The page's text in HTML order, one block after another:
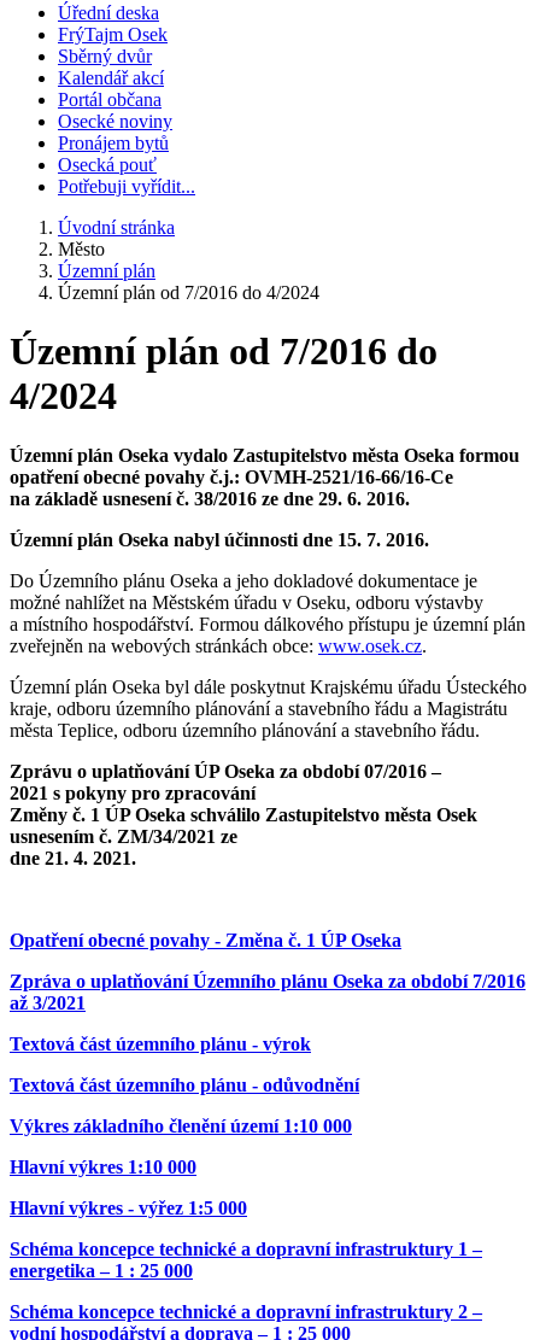
Úřední deska
FrýTajm Osek
Sběrný dvůr
Kalendář akcí
Portál občana
Osecké noviny
Pronájem bytů
Osecká pouť
Potřebuji vyřídit...
Úvodní stránka
Město
Územní plán
Územní plán od 7/2016 do 4/2024
Územní plán od 7/2016 do
4/2024
Územní plán Oseka vydalo Zastupitelstvo města Oseka formou
opatření obecné povahy č.j.: OVMH-2521/16-66/16-Ce
na základě usnesení č. 38/2016 ze dne 29. 6. 2016.
Územní plán Oseka nabyl účinnosti dne 15. 7. 2016.
Do Územního plánu Oseka a jeho dokladové dokumentace je
možné nahlížet na Městském úřadu v Oseku, odboru výstavby
a místního hospodářství. Formou dálkového přístupu je územní plán
zveřejněn na webových stránkách obce: www.osek.cz.
Územní plán Oseka byl dále poskytnut Krajskému úřadu Ústeckého
kraje, odboru územního plánování a stavebního řádu a Magistrátu
města Teplice, odboru územního plánování a stavebního řádu.
Zprávu o uplatňování ÚP Oseka za období 07/2016 –
2021 s pokyny pro zpracování
Změny č. 1 ÚP Oseka schválilo Zastupitelstvo města Osek
usnesením č. ZM/34/2021 ze
dne 21. 4. 2021.
Opatření obecné povahy - Změna č. 1 ÚP Oseka
Zpráva o uplatňování Územního plánu Oseka za období 7/2016
až 3/2021
Textová část územního plánu - výrok
Textová část územního plánu - odůvodnění
Výkres základního členění území 1:10 000
Hlavní výkres 1:10 000
Hlavní výkres - výřez 1:5 000
Schéma koncepce technické a dopravní infrastruktury 1 –
energetika – 1 : 25 000
Schéma koncepce technické a dopravní infrastruktury 2 –
vodní hospodářství a doprava – 1 : 25 000